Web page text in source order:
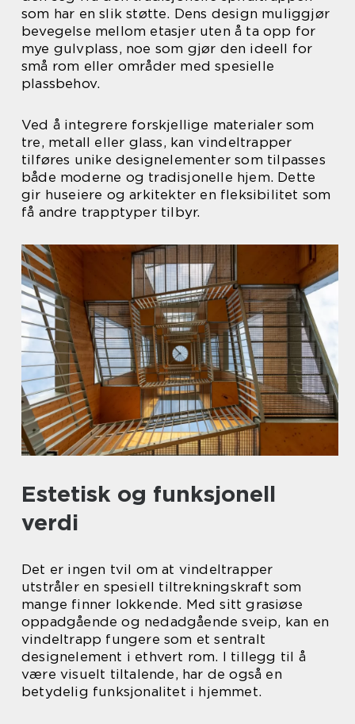
som har en slik støtte. Dens design muliggjør
bevegelse mellom etasjer uten å ta opp for
mye gulvplass, noe som gjør den ideell for
små rom eller områder med spesielle
plassbehov.
Ved å integrere forskjellige materialer som
tre, metall eller glass, kan vindeltrapper
tilføres unike designelementer som tilpasses
både moderne og tradisjonelle hjem. Dette
gir huseiere og arkitekter en fleksibilitet som
få andre trapptyper tilbyr.
Estetisk og funksjonell
verdi
Det er ingen tvil om at vindeltrapper
utstråler en spesiell tiltrekningskraft som
mange finner lokkende. Med sitt grasiøse
oppadgående og nedadgående sveip, kan en
vindeltrapp fungere som et sentralt
designelement i ethvert rom. I tillegg til å
være visuelt tiltalende, har de også en
betydelig funksjonalitet i hjemmet.